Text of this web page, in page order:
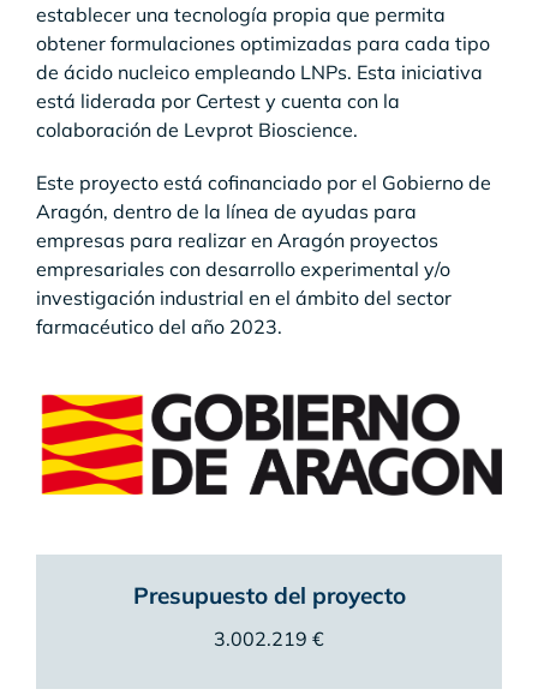
establecer una tecnología propia que permita
obtener formulaciones optimizadas para cada tipo
de ácido nucleico empleando LNPs. Esta iniciativa
está liderada por Certest y cuenta con la
colaboración de Levprot Bioscience.
Este proyecto está cofinanciado por el Gobierno de
Aragón, dentro de la línea de ayudas para
empresas para realizar en Aragón proyectos
empresariales con desarrollo experimental y/o
investigación industrial en el ámbito del sector
farmacéutico del año 2023.
Presupuesto del proyecto
3.002.219 €